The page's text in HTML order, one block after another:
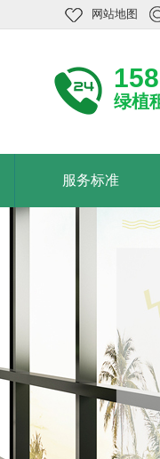
网站地图
绿植
服务标准